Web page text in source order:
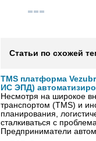
Статьи по схожей
TMS платформа
ИС ЭПД)
Несмотря на широкое
транспортом (TMS) и
планирования,
сталкиваться с
Предприниматели